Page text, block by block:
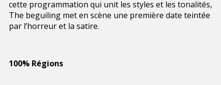
cette programmation qui unit les styles et les tonalités,
The beguiling met en scène une première date teintée
par l’horreur et la satire.
100% Régions